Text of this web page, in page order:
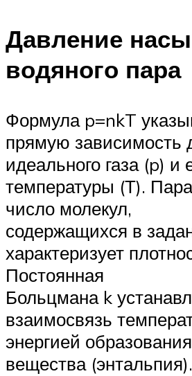
Давление
водяного пара
Формула p=nkT
прямую зависимость
идеального газа (p) и
температуры (Т).
число молекул,
содержащихся в
характеризует
Постоянная
Больцмана k
взаимосвязь
энергией образования
вещества (энтальпия).